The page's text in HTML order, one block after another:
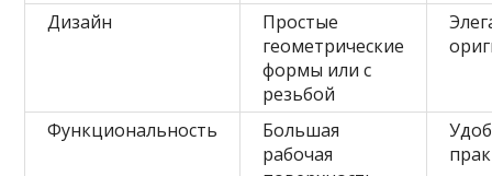
Дизайн
Простые
геометрические
формы или с
резьбой
Функциональность
Большая
рабочая